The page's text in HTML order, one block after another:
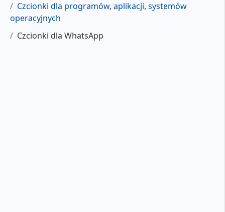
Czcionki dla programów, aplikacji, systemów
operacyjnych
Czcionki dla WhatsApp